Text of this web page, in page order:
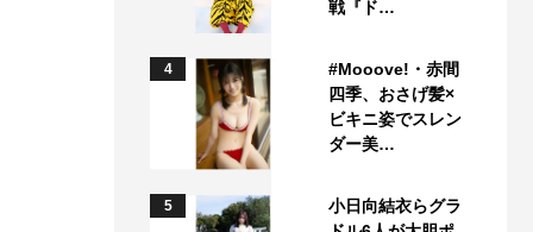
戦『ド…
4
#Mooove!・赤間
四季、おさげ髪×
ビキニ姿でスレン
ダー美…
5
小日向結衣らグラ